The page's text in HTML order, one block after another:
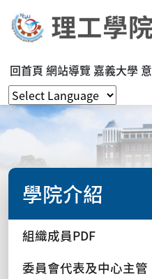
回首頁 網站導覽 嘉義大學
學院介紹
組織成員PDF
委員會代表及中心主管